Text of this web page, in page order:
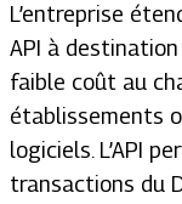
L’entreprise
API à
faible coût au
établissements
logiciels. L’API
transactions du